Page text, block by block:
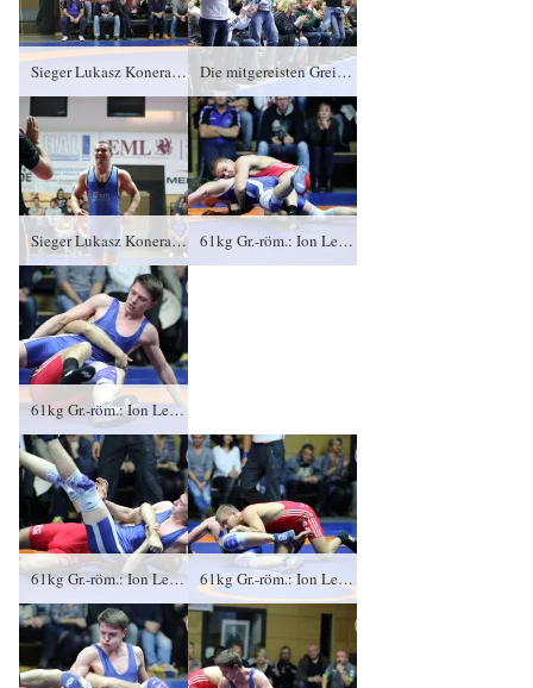
Sieger Lukasz Konera, RSV Rotation Greiz Die mitgereisten Greizer Fans feiern den Sieg von Lukasz Konera
Sieger Lukasz Konera, RSV Rotation Greiz 61kg Gr.-röm.: Ion Lefter, KFC Leipzig gegen Dustin Nürnberger (blaues Trikot), RSV Rotation Greiz 4:0/TÜ/16:0/00:58
61kg Gr.-röm.: Ion Lefter, KFC Leipzig gegen Dustin Nürnberger (blaues Trikot), RSV Rotation Greiz 4:0/TÜ/16:0/00:58
61kg Gr.-röm.: Ion Lefter, KFC Leipzig gegen Dustin Nürnberger (blaues Trikot), RSV Rotation Greiz 4:0/TÜ/16:0/00:58 61kg Gr.-röm.: Ion Lefter, KFC Leipzig gegen Dustin Nürnberger (blaues Trikot), RSV Rotation Greiz 4:0/TÜ/16:0/00:58